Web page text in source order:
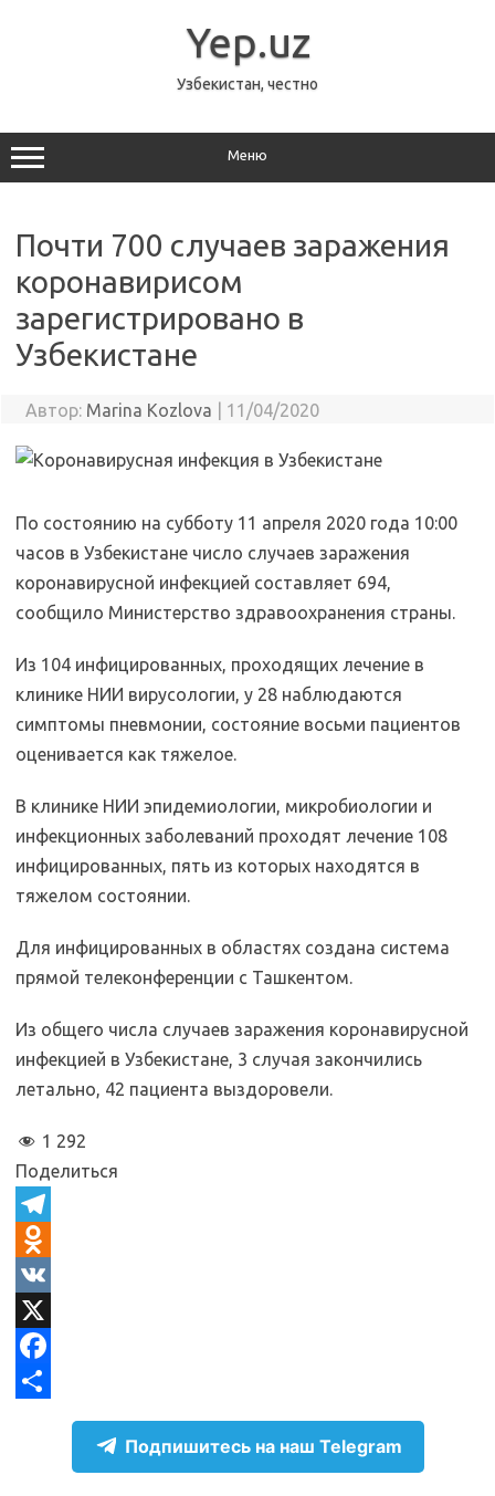
Yep.uz
Узбекистан, честно
Меню
Почти 700 случаев заражения
коронавирисом
зарегистрировано в
Узбекистане
Автор: Marina Kozlova 11/04/2020
По состоянию на субботу 11 апреля 2020 года 10:00
часов в Узбекистане число случаев заражения
коронавирусной инфекцией составляет 694,
сообщило Министерство здравоохранения страны.
Из 104 инфицированных, проходящих лечение в
клинике НИИ вирусологии, у 28 наблюдаются
симптомы пневмонии, состояние восьми пациентов
оценивается как тяжелое.
В клинике НИИ эпидемиологии, микробиологии и
инфекционных заболеваний проходят лечение 108
инфицированных, пять из которых находятся в
тяжелом состоянии.
Для инфицированных в областях создана система
прямой телеконференции с Ташкентом.
Из общего числа случаев заражения коронавирусной
инфекцией в Узбекистане, 3 случая закончились
летально, 42 пациента выздоровели.
1 292
Поделиться
T
e
e
g
O
d
n
o
V
KX
F
Подпишитесь на наш Telegram